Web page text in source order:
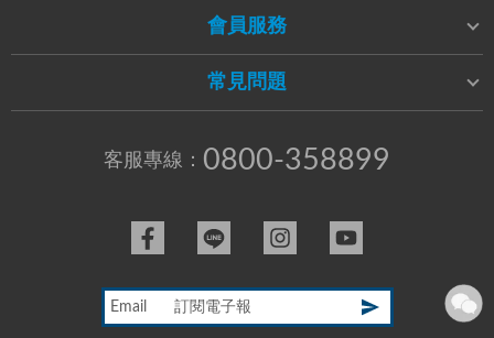
會員服務
常見問題
客服專線： 0800-358899
Email